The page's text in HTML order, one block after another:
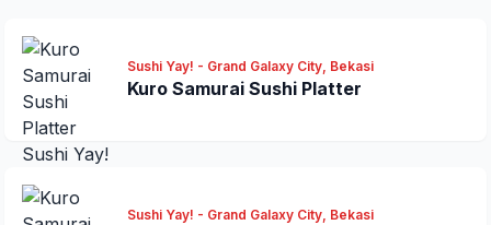
Sushi Yay! - Grand Galaxy City, Bekasi
Kuro Samurai Sushi Platter
Sushi Yay! - Grand Galaxy City, Bekasi
Kirim Ulasan